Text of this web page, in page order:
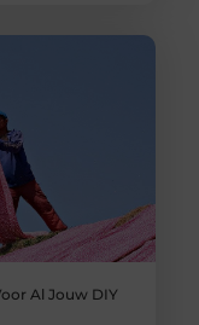
Al Jouw DIY